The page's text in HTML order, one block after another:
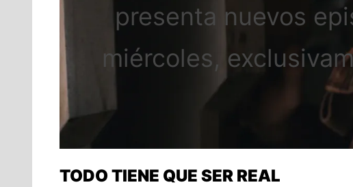
presenta nuevos
miércoles,
TODO TIENE QUE SER REAL